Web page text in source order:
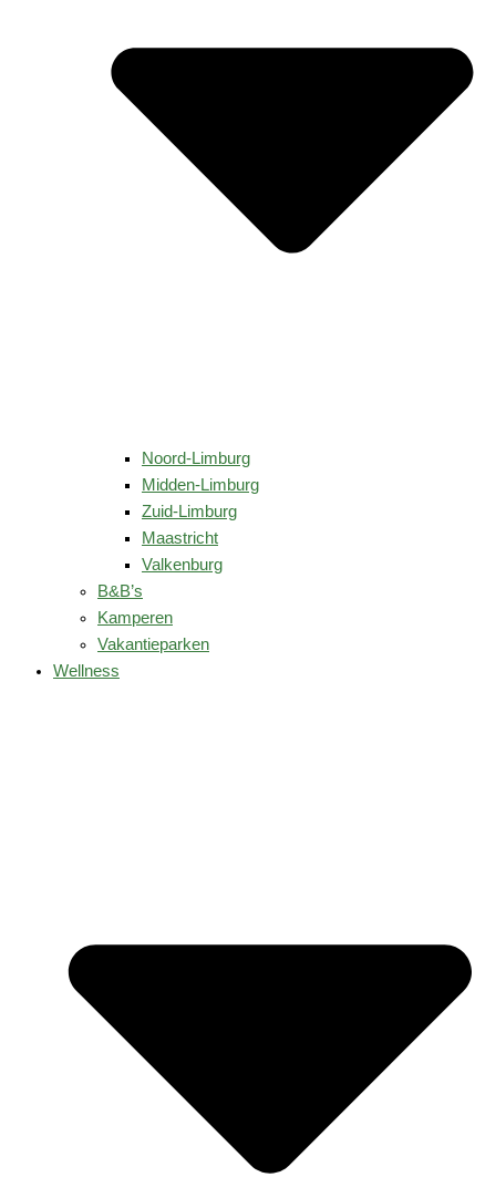
Noord-Limburg
Midden-Limburg
Zuid-Limburg
Maastricht
Valkenburg
B&B’s
Kamperen
Vakantieparken
Wellness